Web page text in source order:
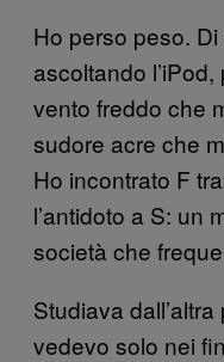
Ho perso peso.
ascoltando
vento freddo che
sudore acre che
Ho incontrato F
l’antidoto a S: un
società che
Studiava
vedevo solo nei